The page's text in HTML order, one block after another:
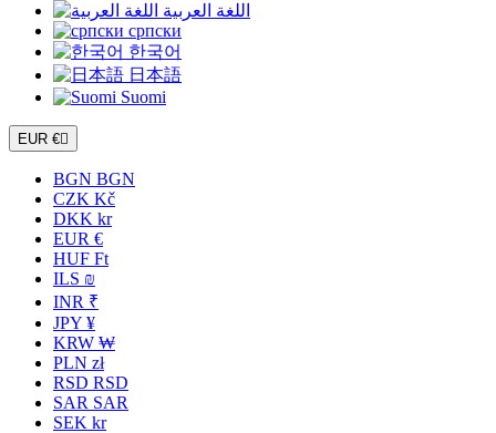
اللغة العربية
српски
한국어
日本語
Suomi
EUR €
BGN BGN
CZK Kč
DKK kr
EUR €
HUF Ft
ILS ₪
INR ₹
JPY ¥
KRW ₩
PLN zł
RSD RSD
SAR SAR
SEK kr